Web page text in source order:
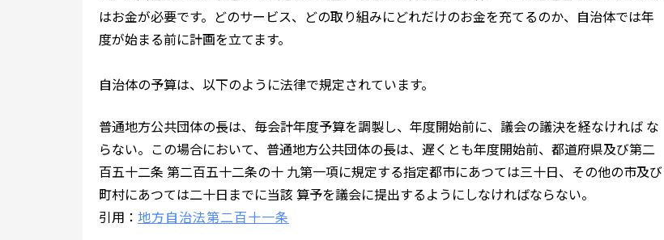
はお金が必要です。どのサービス、どの取り組みにどれだけのお金を充てるのか、自治体では年
度が始まる前に計画を立てます。
自治体の予算は、以下のように法律で規定されています。
普通地方公共団体の長は、毎会計年度予算を調製し、年度開始前に、議会の議決を経なければ な
らない。この場合において、普通地方公共団体の長は、遅くとも年度開始前、都道府県及び第二
百五十二条 第二百五十二条の十 九第一項に規定する指定都市にあつては三十日、その他の市及び
町村にあつては二十日までに当該 算予を議会に提出するようにしなければならない。
引用： 地方自治法第二百十一条